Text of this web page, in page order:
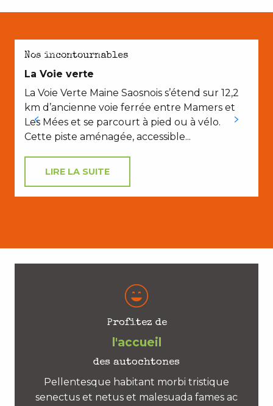
AVEC LES ENFANTS
Nos incontournables
La Voie verte
La Voie Verte Maine Saosnois s’étend sur 12,2
km d’ancienne voie ferrée entre Mamers et
Les Mées et se parcourt à pied ou à vélo.
Cette piste aménagée, accessible...
LIRE LA SUITE
Profitez de
l'accueil
des autochtones
Pellentesque habitant morbi tristique
senectus et netus et malesuada fames ac